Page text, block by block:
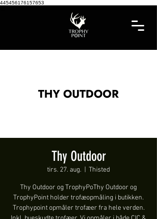
445456176157653
Thy Outdoor
tirs. 27. aug. Thisted
Thy Outdoor og TrophyPoThy Outdoor og
TrophyPoint holder trofæopmåling i butikken.
Trophypoint opmåler trofæer fra hele verden.